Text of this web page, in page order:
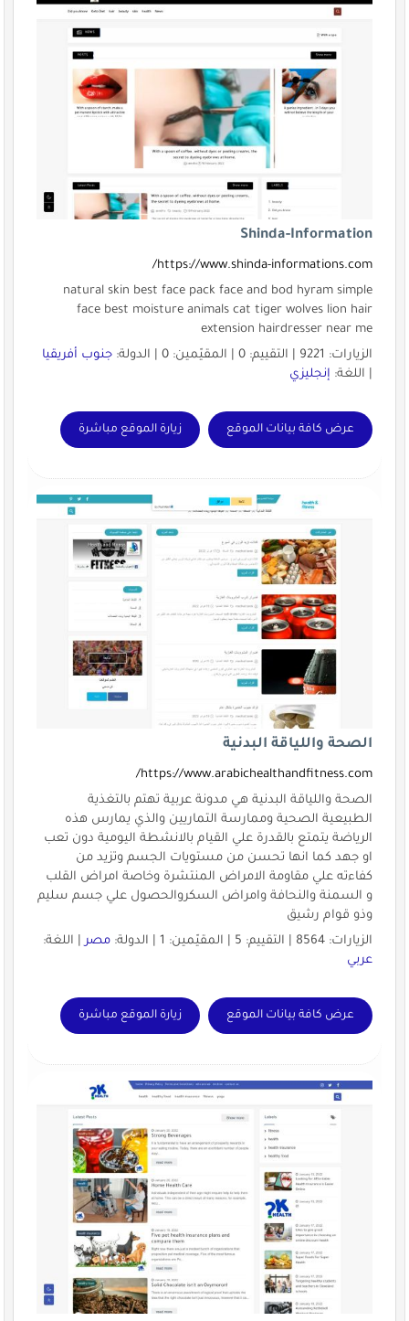
Shinda-Information
https://www.shinda-informations.com/
natural skin best face pack face and bod hyram simple
face best moisture animals cat tiger wolves lion hair
extension hairdresser near me
الزيارات: 9221 | التقييم: 0 | المقيّمين: 0 | الدولة:
جنوب أفريقيا
| اللغة: إنجليزي
عرض كافة بيانات الموقع زيارة الموقع مباشرة
الصحة واللياقة البدنية
https://www.arabichealthandfitness.com/
الصحة واللياقة البدنية هي مدونة عربية تهتم بالتغذية
الطبيعية الصحية وممارسة التماريين والذي يمارس هذه
الرياضة يتمتع بالقدرة علي القيام بالانشطة اليومية دون تعب
او جهد كما انها تحسن من مستويات الجسم وتزيد من
كفاءته علي مقاومة الامراض المنتشرة وخاصة امراض القلب
و السمنة والنحافة وامراض السكروالحصول علي جسم سليم
وذو قوام رشيق
الزيارات: 8564 | التقييم: 5 | المقيّمين: 1 | الدولة:
مصر| اللغة:
عربي
عرض كافة بيانات الموقع زيارة الموقع مباشرة